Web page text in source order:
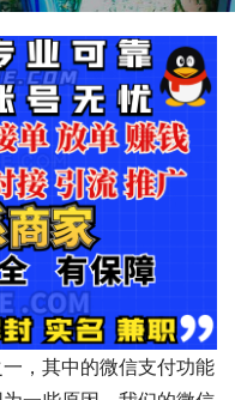
，其中的微信支付功能